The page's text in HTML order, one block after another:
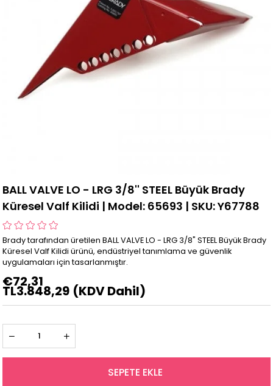
BALL VALVE LO - LRG 3/8'' STEEL Büyük Brady
Küresel Valf Kilidi | Model: 65693 | SKU: Y67788
Brady tarafından üretilen BALL VALVE LO - LRG 3/8" STEEL Büyük Brady
Küresel Valf Kilidi ürünü, endüstriyel tanımlama ve güvenlik
uygulamaları için tasarlanmıştır.
€72,31
TL3.848,29 (KDV Dahil)